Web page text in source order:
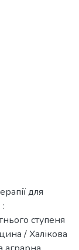
для
ступеня
/ Халікова